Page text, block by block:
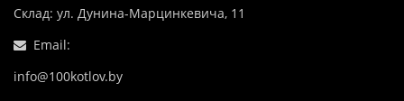
Склад: ул. Дунина-Марцинкевича, 11
Email:
info@100kotlov.by